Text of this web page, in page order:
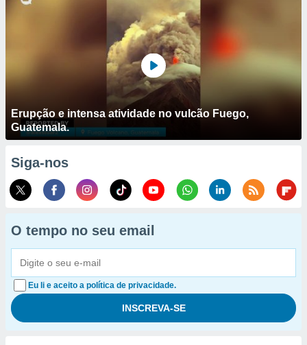
Erupção e intensa atividade no vulcão Fuego,
Guatemala.
Siga-nos
O tempo no seu email
Eu li e aceito a política de privacidade.